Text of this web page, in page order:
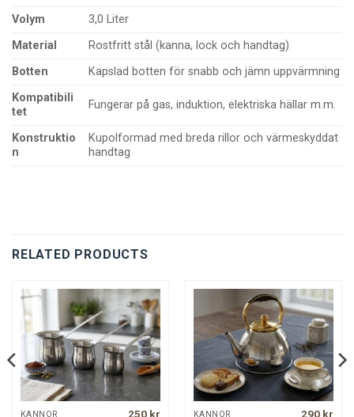
Volym
3,0 Liter
Material
Rostfritt stål (kanna, lock och handtag)
Botten
Kapslad botten för snabb och jämn uppvärmning
Kompatibili
tet
Fungerar på gas, induktion, elektriska hällar m.m.
Konstruktio
n
Kupolformad med breda rillor och värmeskyddat
handtag
RELATED PRODUCTS
KANNOR 250 kr KANNOR 290 kr